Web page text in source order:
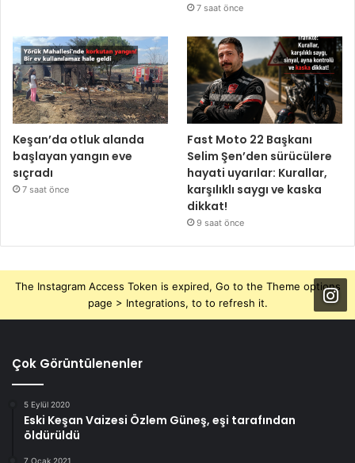
7 saat önce
Keşan’da otluk alanda
başlayan yangın eve
sıçradı
7 saat önce
Fast Moto 22 Başkanı
Selim Şen’den sürücülere
hayati uyarılar: Kurallar,
karşılıklı saygı ve kaska
dikkat!
9 saat önce
The Instagram Access Token is expired, Go to the Theme options
page > Integrations, to to refresh it.
Çok Görüntülenenler
5 Eylül 2020
Eski Keşan Vaizesi Özlem Güneş, eşi tarafından
öldürüldü
7 Ocak 2021